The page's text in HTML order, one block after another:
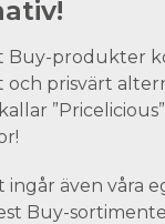
Buy-produkter
och prisvärt
ingår även våra
Buy-